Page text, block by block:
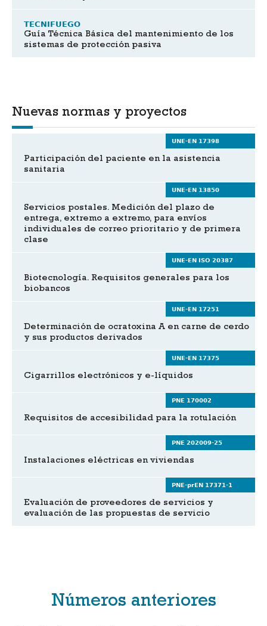
TECNIFUEGO
Guía Técnica Básica del mantenimiento de los
sistemas de protección pasiva
Nuevas normas y proyectos
UNE-EN 17398
Participación del paciente en la asistencia
sanitaria
UNE-EN 13850
Servicios postales. Medición del plazo de
entrega, extremo a extremo, para envíos
individuales de correo prioritario y de primera
clase
UNE-EN ISO 20387
Biotecnología. Requisitos generales para los
biobancos
UNE-EN 17251
Determinación de ocratoxina A en carne de cerdo
y sus productos derivados
UNE-EN 17375
Cigarrillos electrónicos y e-líquidos
PNE 170002
Requisitos de accesibilidad para la rotulación
PNE 202009-25
Instalaciones eléctricas en viviendas
PNE-prEN 17371-1
Evaluación de proveedores de servicios y
evaluación de las propuestas de servicio
Números anteriores